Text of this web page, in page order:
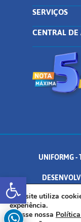
Abrir a
SERVIÇOS
CENTRAL
UNIFORMG -
AV. DR. ARNALDO DE
Este site utiliza
experiência.
Acesse nossa